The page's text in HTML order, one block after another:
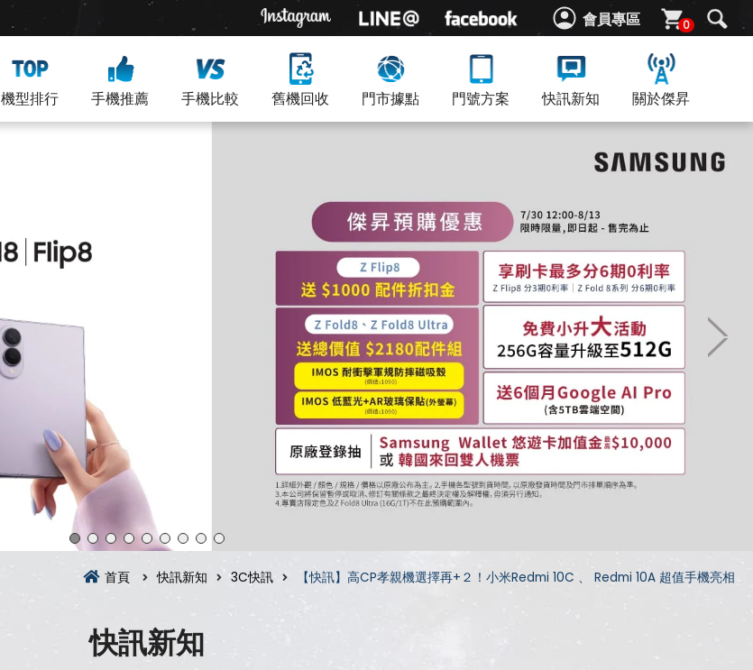
會員專區 0
機型排行 手機推薦 手機比較 舊機回收 門市據點 門號方案 快訊新知 關於傑昇
首頁 快訊新知 3C快訊 【快訊】高CP孝親機選擇再+２！小米Redmi 10C 、 Redmi 10A 超值手機亮相
快訊新知